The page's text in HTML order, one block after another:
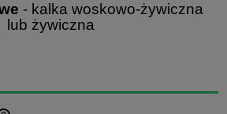
- kalka woskowo-żywiczna
lub żywiczna